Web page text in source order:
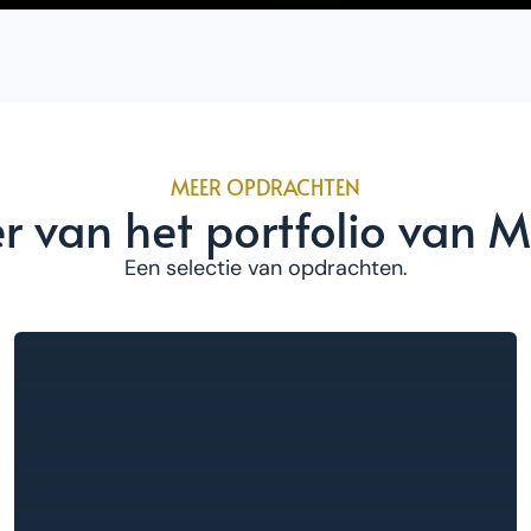
MEER OPDRACHTEN
van het portfolio van
Een selectie van opdrachten.